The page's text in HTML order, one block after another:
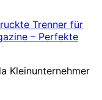
Trenner für
– Perfekte
Kleinunternehmer